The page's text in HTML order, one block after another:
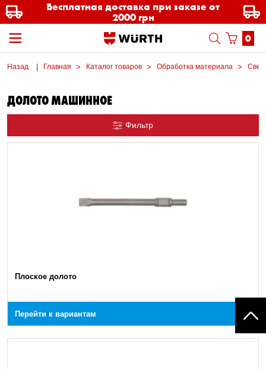
Бесплатная доставка при заказе от
2000 грн
0
Назад Главная Каталог товаров Обработка материала
ДОЛОТО МАШИННОЕ
Фильтр
Плоское долото
Перейти к вариантам